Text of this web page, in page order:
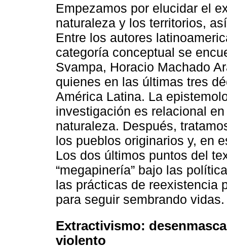
Empezamos por elucidar el
naturaleza y los territorios,
Entre los autores
categoría conceptual se
Svampa, Horacio Machado
quienes en las últimas tres
América Latina. La
investigación es relacional
naturaleza. Después,
los pueblos originarios y, en
Los dos últimos puntos del
“megapinería” bajo las
las prácticas de reexistencia
para seguir sembrando vidas.
Extractivismo:
violento